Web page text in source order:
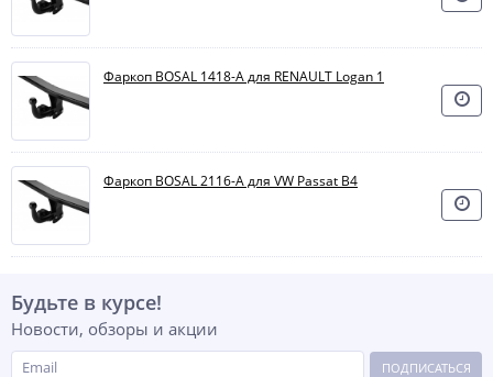
Фаркоп BOSAL 1418-A для RENAULT Logan 1
Фаркоп BOSAL 2116-A для VW Passat B4
Будьте в курсе!
Новости, обзоры и акции
ПОДПИСАТЬСЯ